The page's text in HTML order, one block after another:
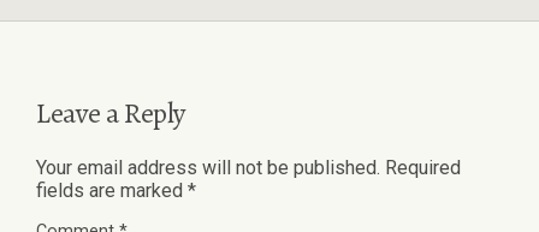
Leave a Reply
Your email address will not be published. Required
fields are marked *